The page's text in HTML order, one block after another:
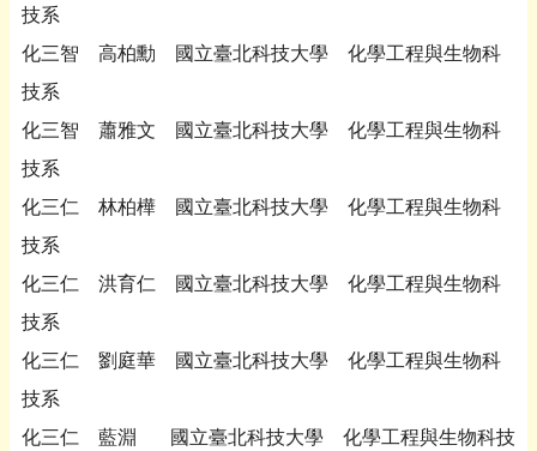
技系
化三智 高柏勳 國立臺北科技大學 化學工程與生物科
技系
化三智 蕭雅文 國立臺北科技大學 化學工程與生物科
技系
化三仁 林柏樺 國立臺北科技大學 化學工程與生物科
技系
化三仁 洪育仁 國立臺北科技大學 化學工程與生物科
技系
化三仁 劉庭華 國立臺北科技大學 化學工程與生物科
技系
化三仁 藍淵 國立臺北科技大學 化學工程與生物科技